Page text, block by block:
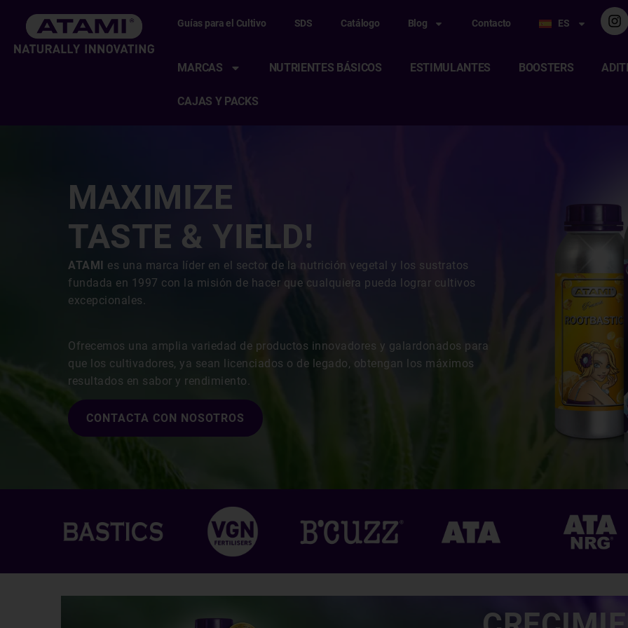
Guías para el Cultivo SDS Catálogo Blog Contacto ES
MARCAS NUTRIENTES BÁSICOS ESTIMULANTES BOOSTERS
CAJAS Y PACKS
MAXIMIZE
TASTE & YIELD!
ATAMI
es una marca líder en el sector de la nutrición vegetal y los sustratos
fundada en 1997 con la misión de hacer que cualquiera pueda lograr cultivos
excepcionales.
Ofrecemos una amplia variedad de productos innovadores y galardonados para
que los cultivadores, ya sean licenciados o de legado, obtengan los máximos
resultados en sabor y rendimiento.
CONTACTA CON NOSOTROS